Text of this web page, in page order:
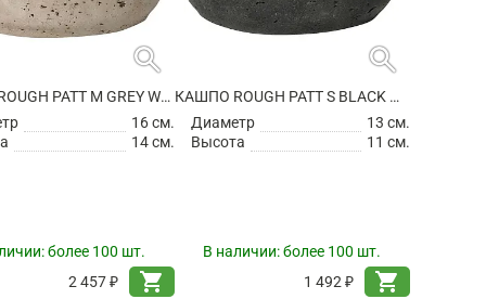
search
КАШПО ROUGH PATT M GREY WASHED
16 см.
14 см.
более 100 шт.
2 457 ₽
shopping_cart
search
КАШПО ROUGH PATT S BLACK WASHED
Диаметр
13 см.
Высота
11 см.
В наличии:более 100 шт.
1 492 ₽
shopping_cart